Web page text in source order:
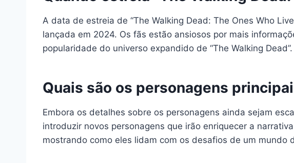
A data de estreia de “The Walking Dead: The Ones Who
lançada em 2024. Os fãs estão ansiosos por mais
popularidade do universo expandido de “The Walking Dead”.
Quais são os personagens
Embora os detalhes sobre os personagens ainda sejam
introduzir novos personagens que irão enriquecer a
mostrando como eles lidam com os desafios de um mundo